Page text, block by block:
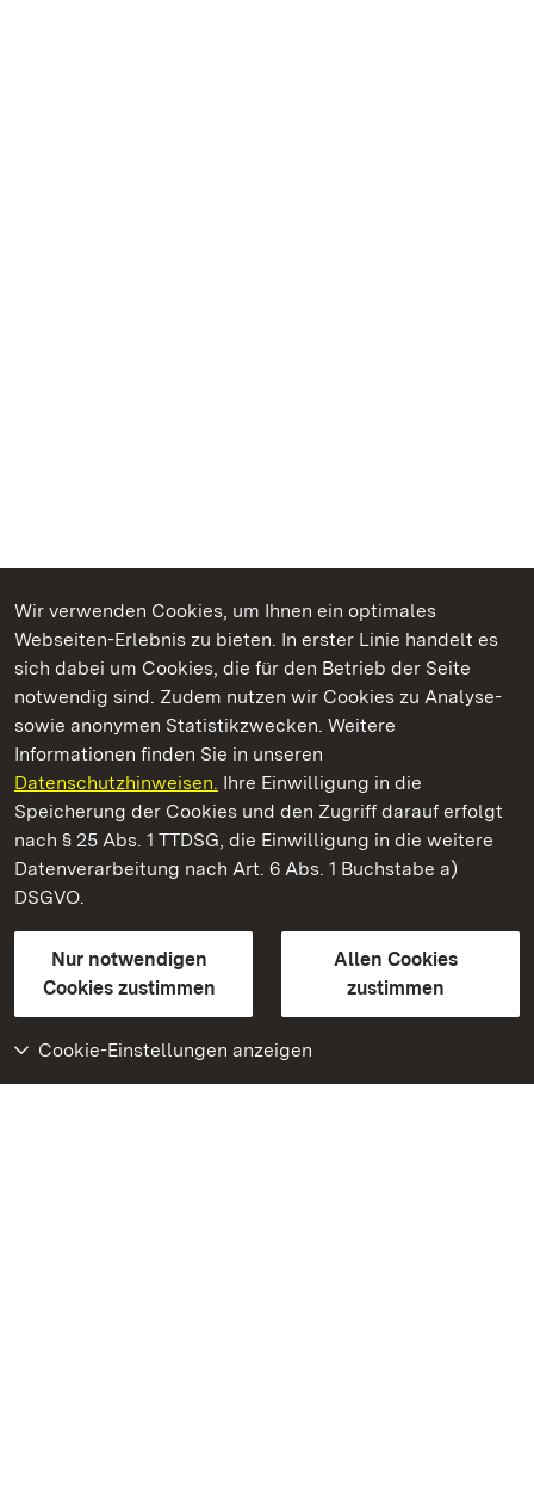
Wir verwenden Cookies, um Ihnen ein optimales
Webseiten-Erlebnis zu bieten. In erster Linie handelt es
sich dabei um Cookies, die für den Betrieb der Seite
notwendig sind. Zudem nutzen wir Cookies zu Analyse-
sowie anonymen Statistikzwecken. Weitere
Informationen finden Sie in unseren
Datenschutzhinweisen. Ihre Einwilligung in die
Speicherung der Cookies und den Zugriff darauf erfolgt
nach § 25 Abs. 1 TTDSG, die Einwilligung in die weitere
Datenverarbeitung nach Art. 6 Abs. 1 Buchstabe a)
DSGVO.
Nur notwendigen
Cookies zustimmen
Allen Cookies
zustimmen
Cookie-Einstellungen anzeigen
Kommen. Staunen. Genießen.
Staatliche Schlösser und Gärten Baden‑Württemberg
Staatliche Schlösser und Gärten Baden-Württemberg
Kontakt
GebärdenspracheLeichte Sprache
Erklärung zur Barrierefreiheit
BITV-konform (geprüfte Seiten)
Weiteres